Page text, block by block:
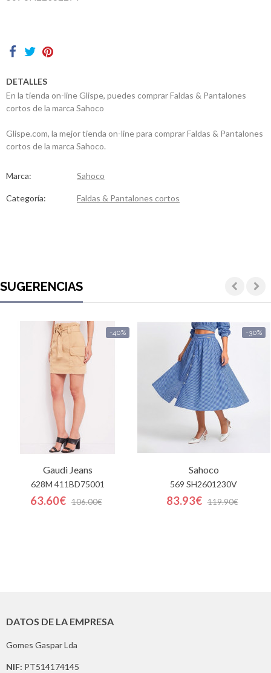
DETALLES
En la tienda on-line Glispe, puedes comprar Faldas & Pantalones
cortos de la marca Sahoco
Glispe.com, la mejor tienda on-line para comprar Faldas & Pantalones
cortos de la marca Sahoco.
Marca: Sahoco
Categoría: Faldas & Pantalones cortos
SUGERENCIAS
-40%
Gaudi Jeans
628M 411BD75001
63.60€ 106.00€
-30%
Sahoco
569 SH2601230V
83.93€ 119.90€
DATOS DE LA EMPRESA
Gomes Gaspar Lda
NIF: PT514174145